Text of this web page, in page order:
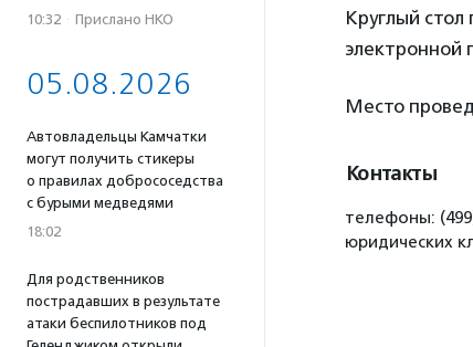
10:32 · Прислано НКО
05.08.2026
Автовладельцы Камчатки
могут получить стикеры
о правилах добрососедства
с бурыми медведями
18:02
Для родственников
пострадавших в результате
атаки беспилотников под
Круглый
электронной
Место
Контакты
телефоны:
юридических